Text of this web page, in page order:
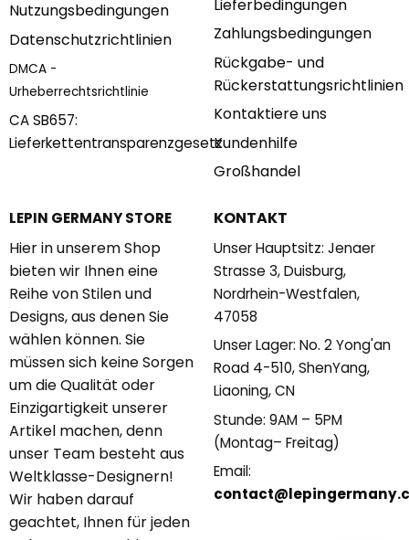
Nutzungsbedingungen
Datenschutzrichtlinien
DMCA -
Urheberrechtsrichtlinie
CA SB657:
Lieferkettentransparenzgesetz
Lieferbedingungen
Zahlungsbedingungen
Rückgabe- und
Rückerstattungsrichtlinien
Kontaktiere uns
Kundenhilfe
Großhandel
LEPIN GERMANY STORE
Hier in unserem Shop
bieten wir Ihnen eine
Reihe von Stilen und
Designs, aus denen Sie
wählen können. Sie
müssen sich keine Sorgen
um die Qualität oder
Einzigartigkeit unserer
Artikel machen, denn
unser Team besteht aus
Weltklasse-Designern!
Wir haben darauf
geachtet, Ihnen für jeden
KONTAKT
Unser Hauptsitz: Jenaer
Strasse 3, Duisburg,
Nordrhein-Westfalen,
47058
Unser Lager: No. 2 Yong'an
Road 4-510, ShenYang,
Liaoning, CN
Stunde: 9AM – 5PM
(Montag– Freitag)
Email: